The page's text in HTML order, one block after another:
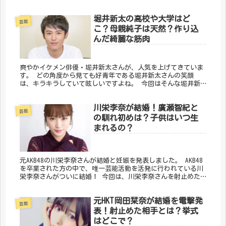
芸能
堀井新太の高校や大学はど
こ？母親純子は天然？作り込
んだ綺麗な筋肉
爽やかイケメン俳優・堀井新太さんが、人気を上げてきていま
す。 どの角度から見ても好青年である堀井新太さんの笑顔
は、キラキラしていて眩しいですよね。 今回はそんな堀井新
芸能
川栄李奈が結婚！廣瀬智紀と
の馴れ初めは？子供はいつ生
まれるの？
元AKB48の川栄李奈さんが結婚と妊娠を発表しました。 AKB48
を卒業された方の中で、唯一芸能活動を活発に行われている川
栄李奈さんがついに結婚！ 今回は、川栄李奈さんを射止めた
芸能
元HKT岡田栞奈が結婚を電撃発
表！射止めた相手とは？挙式
はどこで？